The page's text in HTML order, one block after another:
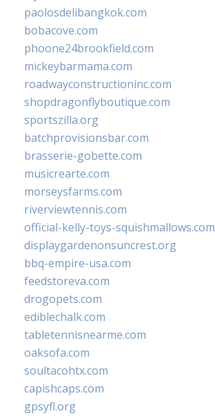
paolosdelibangkok.com
bobacove.com
phoone24brookfield.com
mickeybarmama.com
roadwayconstructioninc.com
shopdragonflyboutique.com
sportszilla.org
batchprovisionsbar.com
brasserie-gobette.com
musicrearte.com
morseysfarms.com
riverviewtennis.com
official-kelly-toys-squishmallows.com
displaygardenonsuncrest.org
bbq-empire-usa.com
feedstoreva.com
drogopets.com
ediblechalk.com
tabletennisnearme.com
oaksofa.com
soultacohtx.com
capishcaps.com
gpsyfl.org